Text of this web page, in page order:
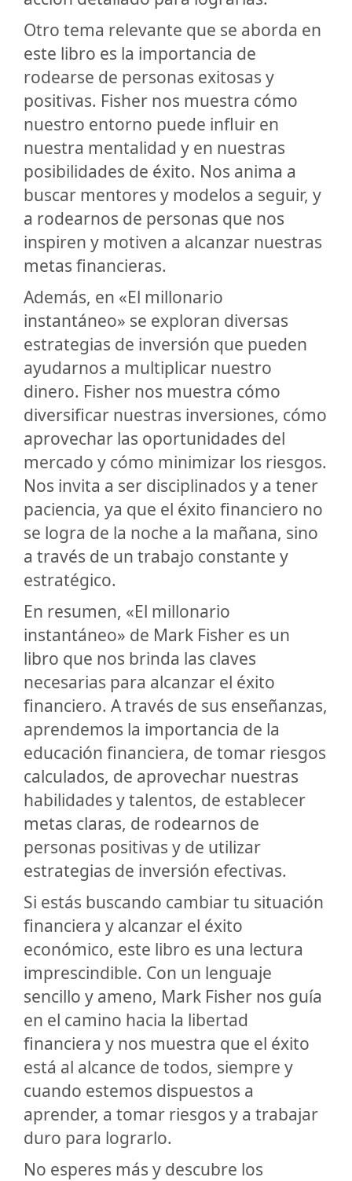
Otro tema relevante que se aborda en
este libro es la importancia de
rodearse de personas exitosas y
positivas. Fisher nos muestra cómo
nuestro entorno puede influir en
nuestra mentalidad y en nuestras
posibilidades de éxito. Nos anima a
buscar mentores y modelos a seguir, y
a rodearnos de personas que nos
inspiren y motiven a alcanzar nuestras
metas financieras.
Además, en «El millonario
instantáneo» se exploran diversas
estrategias de inversión que pueden
ayudarnos a multiplicar nuestro
dinero. Fisher nos muestra cómo
diversificar nuestras inversiones, cómo
aprovechar las oportunidades del
mercado y cómo minimizar los riesgos.
Nos invita a ser disciplinados y a tener
paciencia, ya que el éxito financiero no
se logra de la noche a la mañana, sino
a través de un trabajo constante y
estratégico.
En resumen, «El millonario
instantáneo» de Mark Fisher es un
libro que nos brinda las claves
necesarias para alcanzar el éxito
financiero. A través de sus enseñanzas,
aprendemos la importancia de la
educación financiera, de tomar riesgos
calculados, de aprovechar nuestras
habilidades y talentos, de establecer
metas claras, de rodearnos de
personas positivas y de utilizar
estrategias de inversión efectivas.
Si estás buscando cambiar tu situación
financiera y alcanzar el éxito
económico, este libro es una lectura
imprescindible. Con un lenguaje
sencillo y ameno, Mark Fisher nos guía
en el camino hacia la libertad
financiera y nos muestra que el éxito
está al alcance de todos, siempre y
cuando estemos dispuestos a
aprender, a tomar riesgos y a trabajar
duro para lograrlo.
No esperes más y descubre los